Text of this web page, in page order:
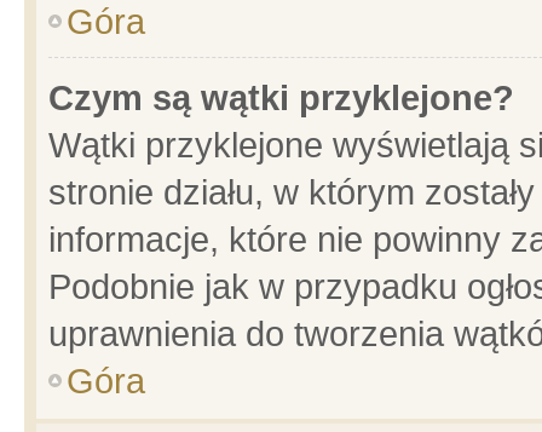
Góra
Czym są wątki przyklejone?
Wątki przyklejone wyświetlają
stronie działu, w którym
informacje, które nie powinny
Podobnie jak w przypadku
uprawnienia do tworzenia
Góra